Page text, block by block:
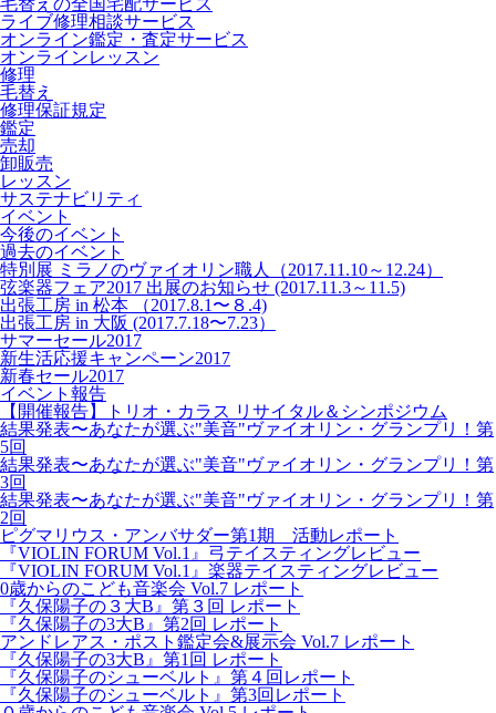
毛替えの全国宅配サービス
ライブ修理相談サービス
オンライン鑑定・査定サービス
オンラインレッスン
修理
毛替え
修理保証規定
鑑定
売却
卸販売
レッスン
サステナビリティ
イベント
今後のイベント
過去のイベント
特別展 ミラノのヴァイオリン職人（2017.11.10～12.24）
弦楽器フェア2017 出展のお知らせ (2017.11.3～11.5)
出張工房 in 松本 （2017.8.1〜８.4)
出張工房 in 大阪 (2017.7.18〜7.23）
サマーセール2017
新生活応援キャンペーン2017
新春セール2017
イベント報告
【開催報告】トリオ・カラス リサイタル＆シンポジウム
結果発表〜あなたが選ぶ"美音"ヴァイオリン・グランプリ！第
5回
結果発表〜あなたが選ぶ"美音"ヴァイオリン・グランプリ！第
3回
結果発表〜あなたが選ぶ"美音"ヴァイオリン・グランプリ！第
2回
ピグマリウス・アンバサダー第1期 活動レポート
『VIOLIN FORUM Vol.1』弓テイスティングレビュー
『VIOLIN FORUM Vol.1』楽器テイスティングレビュー
0歳からのこども音楽会 Vol.7 レポート
『久保陽子の３大B』第３回 レポート
『久保陽子の3大B』第2回 レポート
アンドレアス・ポスト鑑定会&展示会 Vol.7 レポート
『久保陽子の3大B』第1回 レポート
『久保陽子のシューベルト』第４回レポート
『久保陽子のシューベルト』第3回レポート